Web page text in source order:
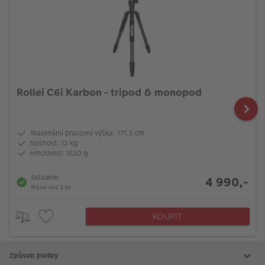
Rollei C6i Karbon - tripod & monopod
Maximální pracovní výška: 171,5 cm
Nosnost: 12 kg
Hmotnost: 1630 g
Skladem
Méně než 3 ks 4 990,-
KOUPIT
Způsob platby